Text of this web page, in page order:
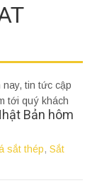
tin tức cập
tới quý khách
Bản hôm
sắt thép, Sắt